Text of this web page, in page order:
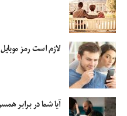
لازم است رمز
آیا شما در برابر